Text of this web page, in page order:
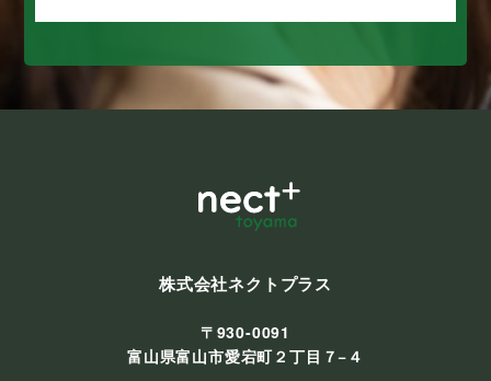
株式会社ネクトプラス
〒930-0091
富山県富山市愛宕町２丁目７−４